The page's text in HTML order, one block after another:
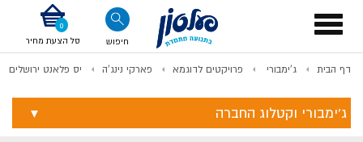
Toggle
navigation
חיפוש סל הצעת מחיר
דף הבית ג'ימבורי פרויקטים לדוגמא פארקי נינג'ה יס פלאנט ירושלים
ג'ימבורי וקטלוג החברה